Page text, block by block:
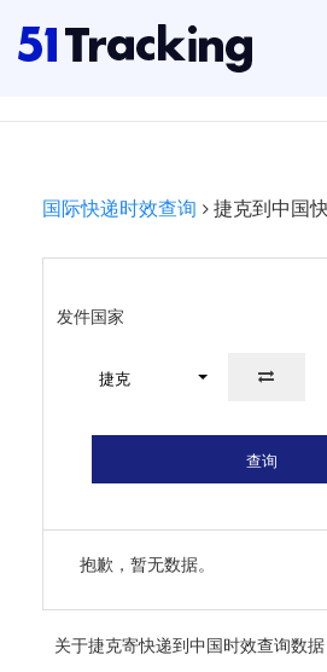
国际快递时效查询 捷克到中国
发件国家
捷克
查询
抱歉，暂无数据。
关于捷克寄快递到中国时效查询数据